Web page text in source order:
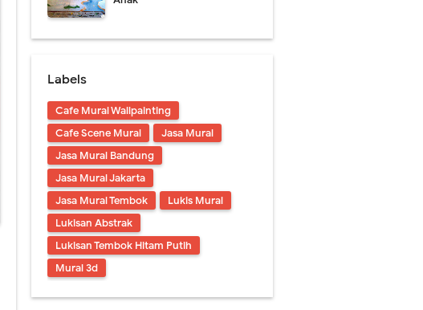
Labels
Cafe Mural Wallpainting
Cafe Scene Mural
Jasa Mural
Jasa Mural Bandung
Jasa Mural Jakarta
Jasa Mural Tembok
Lukis Mural
Lukisan Abstrak
Lukisan Tembok Hitam Putih
Mural 3d